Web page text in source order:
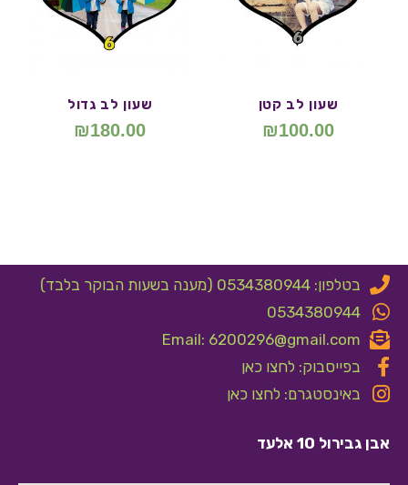
שעון לב קטן
₪100.00
שעון לב גדול
₪180.00
בטלפון: 0534380944 (מענה בשעות הבוקר בלבד)
0534380944
Email: 6200296@gmail.com
בפייסבוק: לחצו כאן
באינסטגרם: לחצו כאן
אבן גבירול 10 אלעד